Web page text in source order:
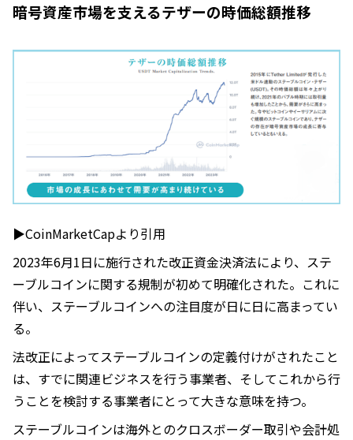
暗号資産市場を支えるテザーの時価総額推移
▶︎CoinMarketCapより引用
2023年6月1日に施行された改正資金決済法により、ステ
ーブルコインに関する規制が初めて明確化された。これに
伴い、ステーブルコインへの注目度が日に日に高まってい
る。
法改正によってステーブルコインの定義付けがされたこと
は、すでに関連ビジネスを行う事業者、そしてこれから行
うことを検討する事業者にとって大きな意味を持つ。
ステーブルコインは海外とのクロスボーダー取引や会計処